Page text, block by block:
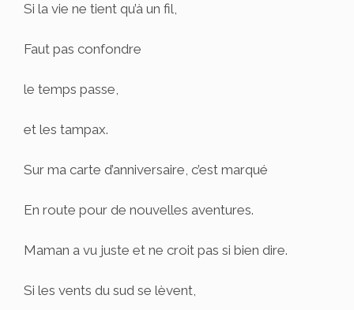
Si la vie ne tient qu’à un fil,
Faut pas confondre
le temps passe,
et les tampax.
Sur ma carte d’anniversaire, c’est marqué
En route pour de nouvelles aventures.
Maman a vu juste et ne croit pas si bien dire.
Si les vents du sud se lèvent,